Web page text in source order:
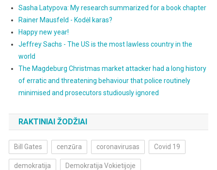
Sasha Latypova: My research summarized for a book chapter
Rainer Mausfeld - Kodėl karas?
Happy new year!
Jeffrey Sachs - The US is the most lawless country in the
world
The Magdeburg Christmas market attacker had a long history
of erratic and threatening behaviour that police routinely
minimised and prosecutors studiously ignored
RAKTINIAI ŽODŽIAI
Bill Gates cenzūra coronavirusas Covid 19
demokratija Demokratija Vokietijoje